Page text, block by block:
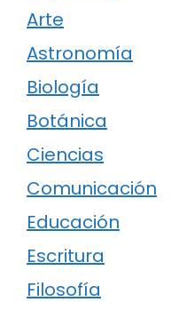
Arte
Astronomía
Biología
Botánica
Ciencias
Comunicación
Educación
Escritura
Filosofía